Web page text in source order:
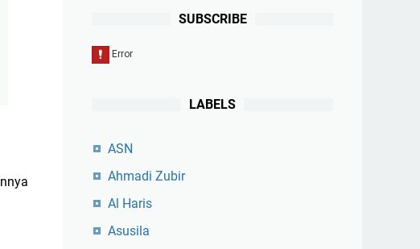
SUBSCRIBE
LABELS
ASN
Ahmadi Zubir
Al Haris
Asusila